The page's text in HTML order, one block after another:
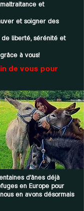
et
et soigner des
liberté, sérénité et
à vous!
de vous pour
d’ânes déjà
en Europe pour
en avons désormais